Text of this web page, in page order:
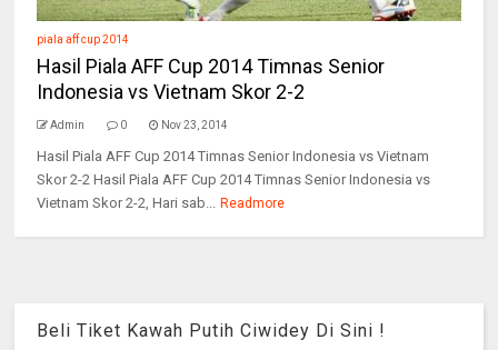
piala aff cup 2014
Hasil Piala AFF Cup 2014 Timnas Senior
Indonesia vs Vietnam Skor 2-2
Admin 0 Nov 23, 2014
Hasil Piala AFF Cup 2014 Timnas Senior Indonesia vs Vietnam
Skor 2-2 Hasil Piala AFF Cup 2014 Timnas Senior Indonesia vs
Vietnam Skor 2-2, Hari sab... Readmore
Beli Tiket Kawah Putih Ciwidey Di Sini !